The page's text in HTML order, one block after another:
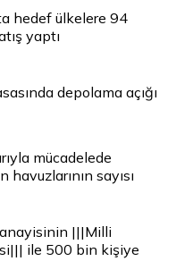
hedef ülkelere 94
yaptı
depolama açığı
mücadelede
havuzlarının sayısı
|||Milli
ile 500 bin kişiye